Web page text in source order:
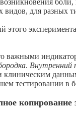
видов, для разных
этого
важными
. Внутренний
клиническим
тестировании в
копирование